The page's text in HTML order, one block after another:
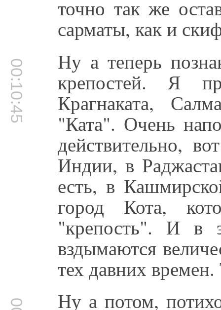
точно так же
сарматы, как и
00:10:45 Ну а теперь
крепостей. Я
Крагнаката,
"Ката". Очень
действительно,
Индии, в
есть, в
город Кота,
"крепость". И в
вздымаются
тех давних
Ну а потом,